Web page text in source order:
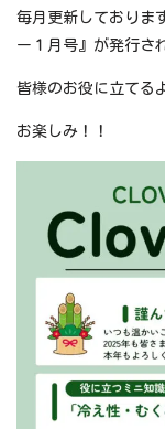
毎月更新しておりま
ー１月号』が発行さ
皆様のお役に立てる
お楽しみ！！